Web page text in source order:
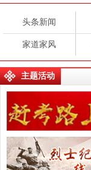
头条新闻
家道家风
主题活动